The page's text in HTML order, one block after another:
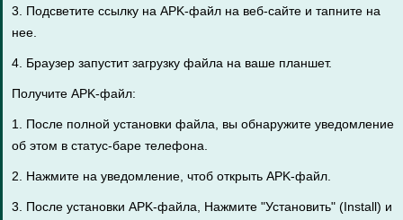
3. Подсветите ссылку на APK-файл на веб-сайте и тапните на
нее.
4. Браузер запустит загрузку файла на ваше планшет.
Получите APK-файл:
1. После полной установки файла, вы обнаружите уведомление
об этом в статус-баре телефона.
2. Нажмите на уведомление, чтоб открыть APK-файл.
3. После установки APK-файла, Нажмите "Установить" (Install) и